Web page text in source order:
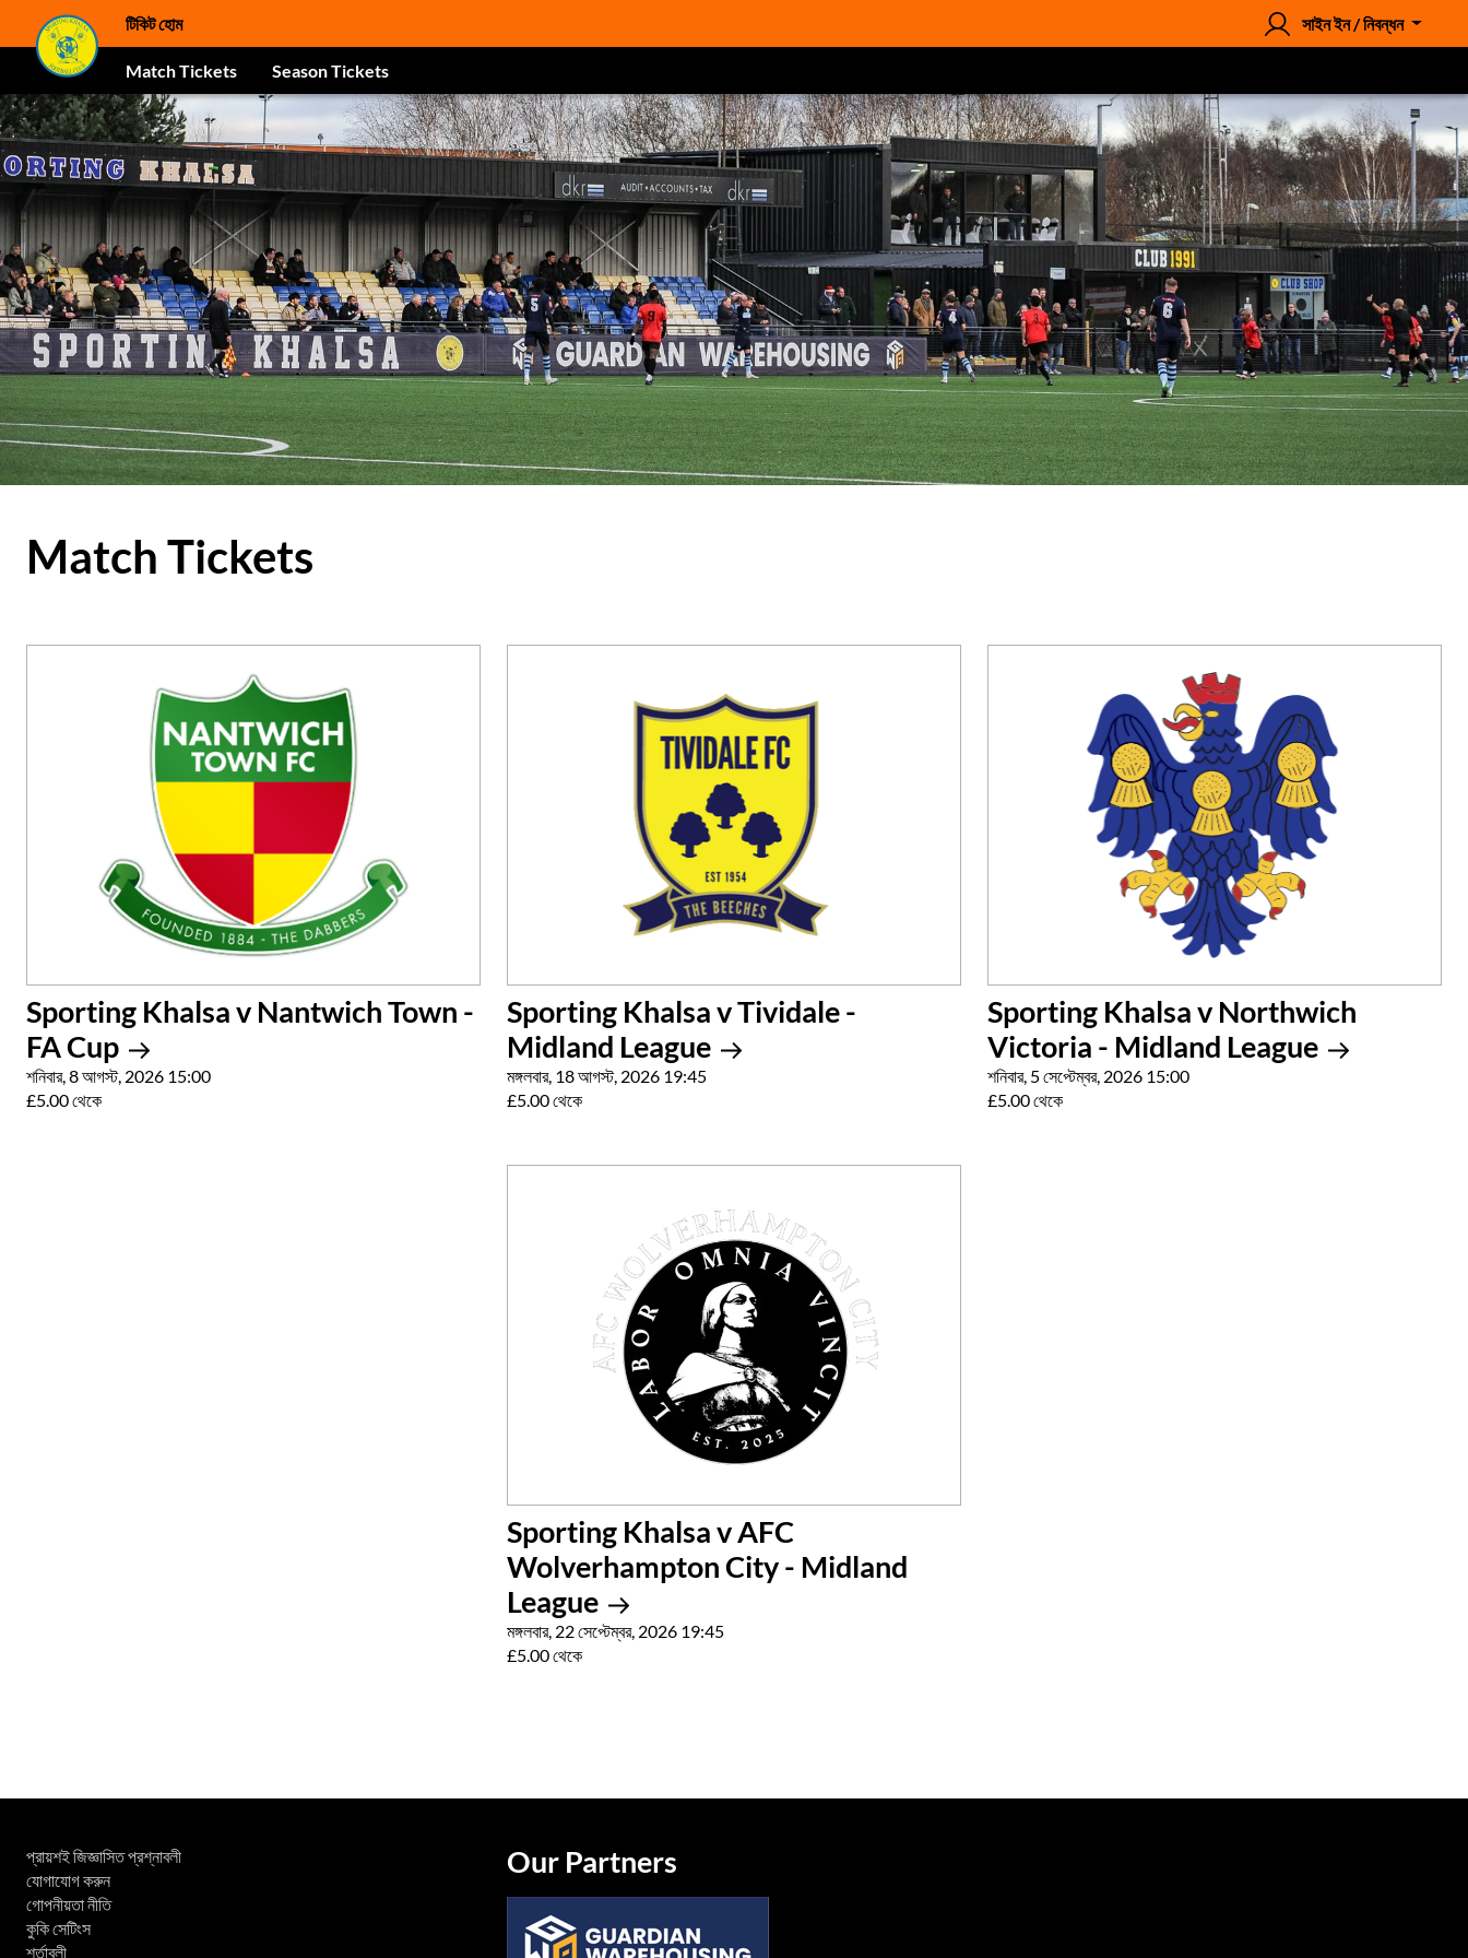
টিকিট হোম সাইন ইন / নিবন্ধন
Match Tickets Season Tickets
Match Tickets
Sporting Khalsa v Nantwich Town -
FA Cup
শনিবার, 8 আগস্ট, 2026 15:00
£5.00 থেকে
Sporting Khalsa v Tividale -
Midland League
মঙ্গলবার, 18 আগস্ট, 2026 19:45
£5.00 থেকে
Sporting Khalsa v Northwich
Victoria - Midland League
শনিবার, 5 সেপ্টেম্বর, 2026 15:00
£5.00 থেকে
Sporting Khalsa v AFC
Wolverhampton City - Midland
League
মঙ্গলবার, 22 সেপ্টেম্বর, 2026 19:45
£5.00 থেকে
প্রায়শই জিজ্ঞাসিত প্রশ্নাবলী
যোগাযোগ করুন
গোপনীয়তা নীতি
কুকি সেটিংস
শর্তাবলী
Our Partners